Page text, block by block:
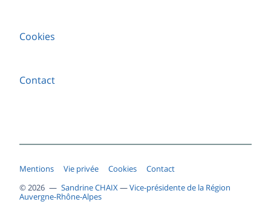
Cookies
Contact
© 2026 — Sandrine CHAIX—Vice-présidente de la Région
Auvergne-Rhône-Alpes
Mentions Vie privée Cookies Contact